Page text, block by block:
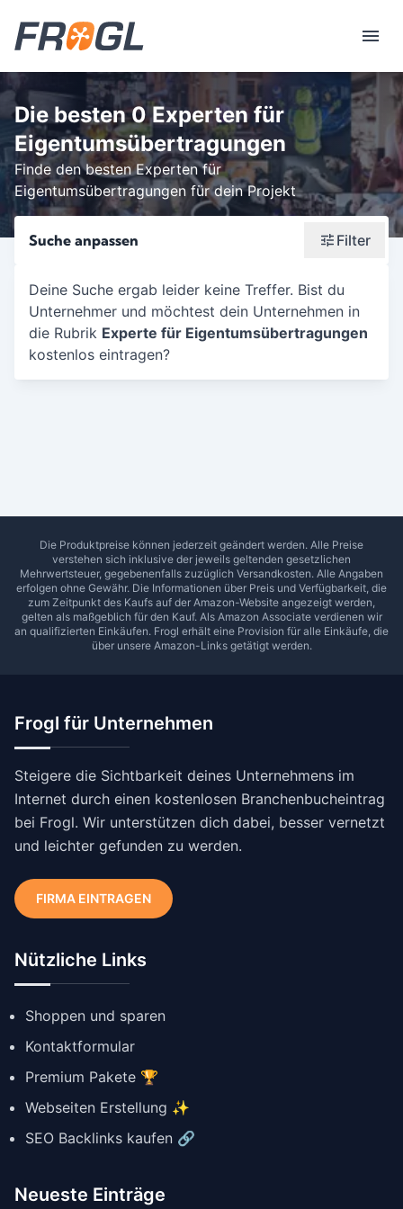
Die besten 0 Experten für
Eigentumsübertragungen
Finde den besten Experten für
Eigentumsübertragungen für dein Projekt
Suche anpassen Filter
Wonach suchst du?
Stadt oder Postleitzahl
Deine Suche ergab leider keine Treffer. Bist du
Unternehmer und möchtest dein Unternehmen in
die Rubrik Experte für Eigentumsübertragungen
kostenlos eintragen?
Die Produktpreise können jederzeit geändert werden. Alle Preise
verstehen sich inklusive der jeweils geltenden gesetzlichen
Mehrwertsteuer, gegebenenfalls zuzüglich Versandkosten. Alle Angaben
erfolgen ohne Gewähr. Die Informationen über Preis und Verfügbarkeit, die
zum Zeitpunkt des Kaufs auf der Amazon-Website angezeigt werden,
gelten als maßgeblich für den Kauf. Als Amazon Associate verdienen wir
an qualifizierten Einkäufen. Frogl erhält eine Provision für alle Einkäufe, die
über unsere Amazon-Links getätigt werden.
Frogl für Unternehmen
Steigere die Sichtbarkeit deines Unternehmens im
Internet durch einen kostenlosen Branchenbucheintrag
bei Frogl. Wir unterstützen dich dabei, besser vernetzt
und leichter gefunden zu werden.
FIRMA EINTRAGEN
Nützliche Links
Shoppen und sparen
Kontaktformular
Premium Pakete 🏆
Webseiten Erstellung ✨
SEO Backlinks kaufen 🔗
Neueste Einträge